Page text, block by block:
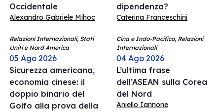
Occidentale
Alexandro Gabriele Mihoc
dipendenza?
Caterina Franceschini
Relazioni Internazionali, Stati
Uniti e Nord America
05 Ago 2026
Sicurezza americana,
economia cinese: il
doppio binario del
Golfo alla prova della
Cina e Indo-Pacifico, Relazioni
Internazionali
04 Ago 2026
L’ultima frase
dell’ASEAN sulla Corea
del Nord
Aniello Iannone